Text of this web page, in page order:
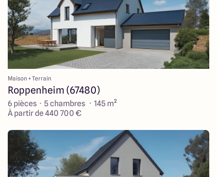
Maison + Terrain
Roppenheim (67480)
6 pièces · 5 chambres · 145 m²
À partir de 440 700 €